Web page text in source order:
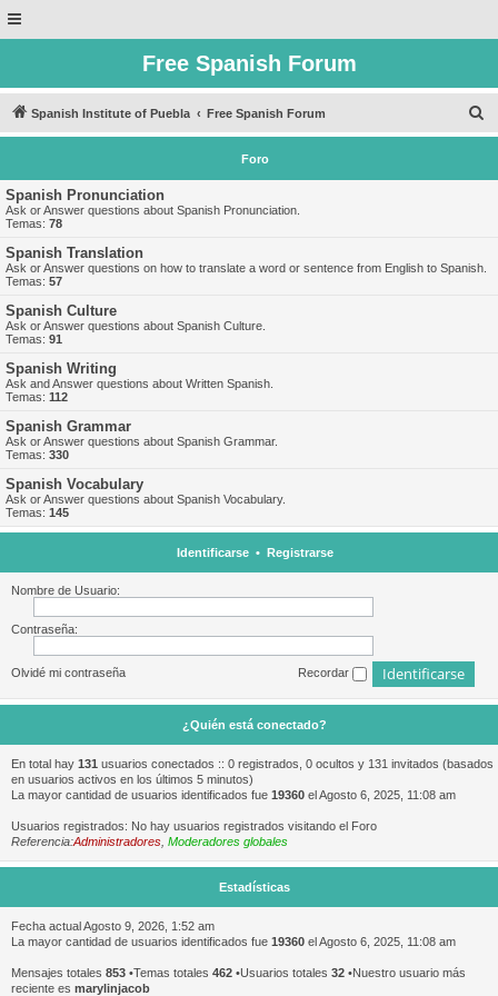
Free Spanish Forum
Spanish Institute of Puebla Free Spanish Forum
u
Foro
Spanish Pronunciation
Ask or Answer questions about Spanish Pronunciation.
Temas: 78
Spanish Translation
Ask or Answer questions on how to translate a word or sentence from English to Spanish.
Temas: 57
Spanish Culture
Ask or Answer questions about Spanish Culture.
Temas: 91
Spanish Writing
Ask and Answer questions about Written Spanish.
Temas: 112
Spanish Grammar
Ask or Answer questions about Spanish Grammar.
Temas: 330
Spanish Vocabulary
Ask or Answer questions about Spanish Vocabulary.
Temas: 145
Identificarse• Registrarse
Nombre de Usuario:
Contraseña:
Olvidé mi contraseña Recordar
¿Quién está conectado?
En total hay 131 usuarios conectados :: 0 registrados, 0 ocultos y 131 invitados (basados
en usuarios activos en los últimos 5 minutos)
La mayor cantidad de usuarios identificados fue 19360 el Agosto 6, 2025, 11:08 am
Usuarios registrados: No hay usuarios registrados visitando el Foro
Referencia:Administradores Moderadores globales
Estadísticas
Fecha actual Agosto 9, 2026, 1:52 am
La mayor cantidad de usuarios identificados fue 19360 el Agosto 6, 2025, 11:08 am
Mensajes totales 853 •Temas totales 462 •Usuarios totales 32 •Nuestro usuario más
reciente es marylinjacob